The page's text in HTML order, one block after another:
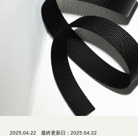
2025.04.22 最終更新日：2025.04.22